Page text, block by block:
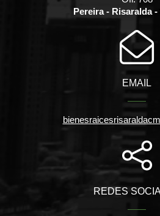
Pereira - Risaralda
EMAIL
REDES